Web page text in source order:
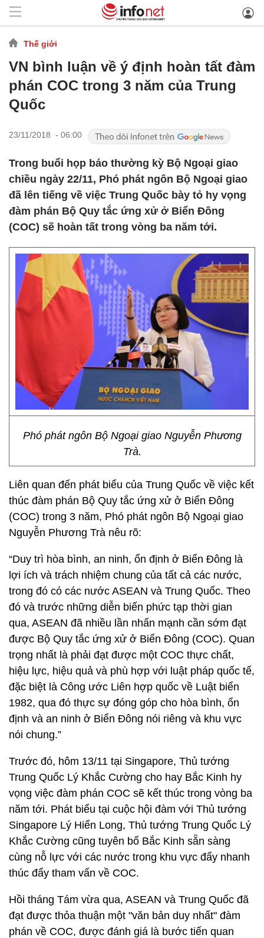
Thế giới
VN bình luận về ý định hoàn tất đàm
phán COC trong 3 năm của Trung
Quốc
23/11/2018 - 06:00
Trong buổi họp báo thường kỳ Bộ Ngoại giao
chiều ngày 22/11, Phó phát ngôn Bộ Ngoại giao
đã lên tiếng về việc Trung Quốc bày tỏ hy vọng
đàm phán Bộ Quy tắc ứng xử ở Biển Đông
(COC) sẽ hoàn tất trong vòng ba năm tới.
Phó phát ngôn Bộ Ngoại giao Nguyễn Phương
Trà.
Liên quan đến phát biểu của Trung Quốc về việc kết
thúc đàm phán Bộ Quy tắc ứng xử ở Biển Đông
(COC) trong 3 năm, Phó phát ngôn Bộ Ngoại giao
Nguyễn Phương Trà nêu rõ:
“Duy trì hòa bình, an ninh, ổn định ở Biển Đông là
lợi ích và trách nhiệm chung của tất cả các nước,
trong đó có các nước ASEAN và Trung Quốc. Theo
đó và trước những diễn biến phức tạp thời gian
qua, ASEAN đã nhiều lần nhấn mạnh cần sớm đạt
được Bộ Quy tắc ứng xử ở Biển Đông (COC). Quan
trọng nhất là phải đạt được một COC thực chất,
hiệu lực, hiệu quả và phù hợp với luật pháp quốc tế,
đặc biệt là Công ước Liên hợp quốc về Luật biển
1982, qua đó thực sự đóng góp cho hòa bình, ổn
định và an ninh ở Biển Đông nói riêng và khu vực
nói chung.”
Trước đó, hôm 13/11 tại Singapore, Thủ tướng
Trung Quốc Lý Khắc Cường cho hay Bắc Kinh hy
vọng việc đàm phán COC sẽ kết thúc trong vòng ba
năm tới. Phát biểu tại cuộc hội đàm với Thủ tướng
Singapore Lý Hiển Long, Thủ tướng Trung Quốc Lý
Khắc Cường cũng tuyên bố Bắc Kinh sẵn sàng
cùng nỗ lực với các nước trong khu vực đẩy nhanh
thúc đẩy tham vấn về COC.
Hồi tháng Tám vừa qua, ASEAN và Trung Quốc đã
đạt được thỏa thuận một "văn bản duy nhất" đàm
phán về COC, được đánh giá là bước tiến quan